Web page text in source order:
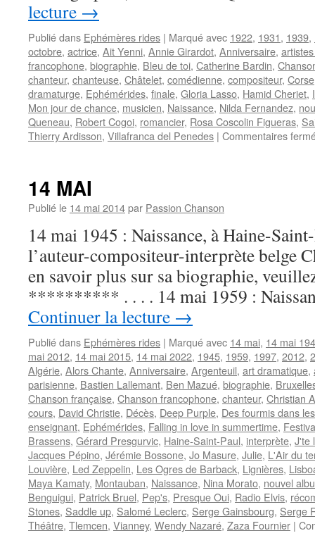
lecture →
Publié dans Ephémères rides | Marqué avec 1922, 1931, 1939,
octobre, actrice, Ait Yenni, Annie Girardot, Anniversaire,
francophone, biographie, Bleu de toi, Catherine Bardin,
chanteur, chanteuse, Châtelet, comédienne, compositeur, Corse
dramaturge, Ephémérides, finale, Gloria Lasso, Hamid Cheriet,
Mon jour de chance, musicien, Naissance, Nilda Fernandez,
Queneau, Robert Cogoi, romancier, Rosa Coscolin Figueras,
Thierry Ardisson, Villafranca del Penedes | Commentaires
14 MAI
Publié le 14 mai 2014par Passion Chanson
14 mai 1945 : Naissance, à Haine-
l’auteur-compositeur-interprète belge
en savoir plus sur sa biographie,
********** . . . . 14 mai 1959 :
Continuer la lecture →
Publié dans Ephémères rides | Marqué avec 14 mai, 14 mai
mai 2012, 14 mai 2015, 14 mai 2022, 1945, 1959, 1997, 2012,
Algérie, Alors Chante, Anniversaire, Argenteuil, art dramatique,
parisienne, Bastien Lallemant, Ben Mazué, biographie,
Chanson française, Chanson francophone, chanteur, Christian
cours, David Christie, Décès, Deep Purple, Des fourmis dans
enseignant, Ephémérides, Falling in love in summertime,
Brassens, Gérard Presgurvic, Haine-Saint-Paul, interprète, J'te
Jacques Pépino, Jérémie Bossone, Jo Masure, Julie, L'Air du
Louvière, Led Zeppelin, Les Ogres de Barback, Lignières,
Maya Kamaty, Montauban, Naissance, Nina Morato, nouvel
Benguigui, Patrick Bruel, Pep's, Presque Oui, Radio Elvis,
Stones, Saddle up, Salomé Leclerc, Serge Gainsbourg, Serge
Théâtre, Tlemcen, Vianney, Wendy Nazaré, Zaza Fournier |